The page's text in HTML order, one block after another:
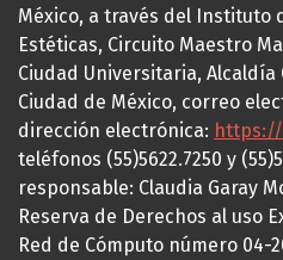
México, a través del Instituto
Estéticas, Circuito Maestro
Ciudad Universitaria, Alcaldía
Ciudad de México, correo
dirección electrónica: https://
teléfonos (55)5622.7250 y
responsable: Claudia Garay
Reserva de Derechos al uso
Red de Cómputo número 04-